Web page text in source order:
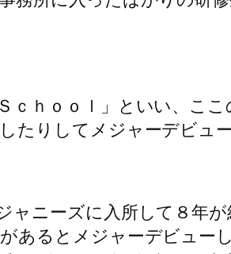
そうです！呼びやすいです
血液型はＯ型です。
身長高くて筋肉がある男